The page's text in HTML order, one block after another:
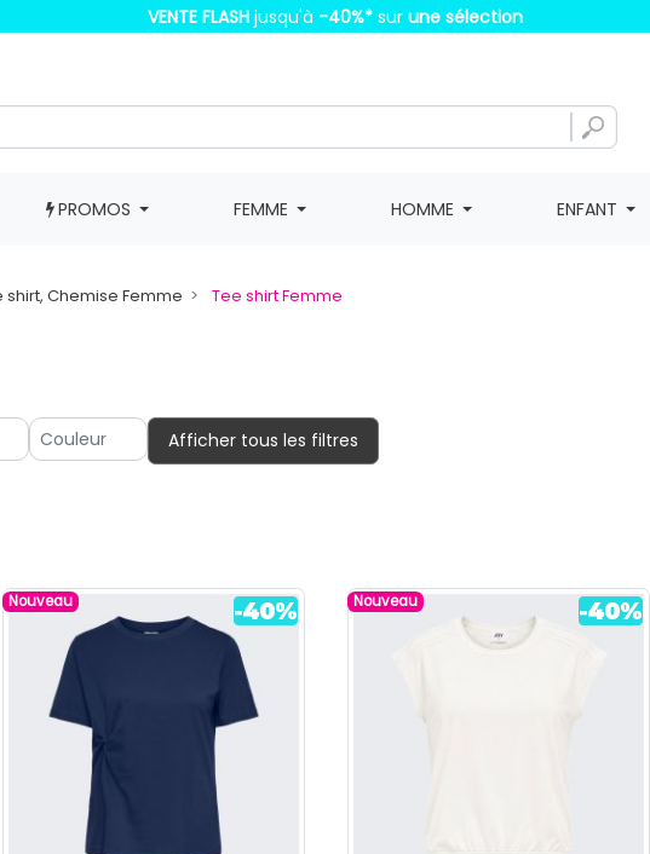
VENTE FLASH jusqu'à -40%* sur une sélection
PROMOS FEMME HOMME ENFANT
shirt, Chemise Femme Tee shirt Femme
Afficher tous les filtres
Nouveau Nouveau